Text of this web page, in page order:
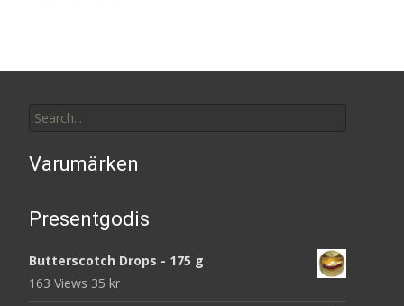
for:
Varumärken
Presentgodis
Butterscotch Drops - 175 g
163 Views 35 kr